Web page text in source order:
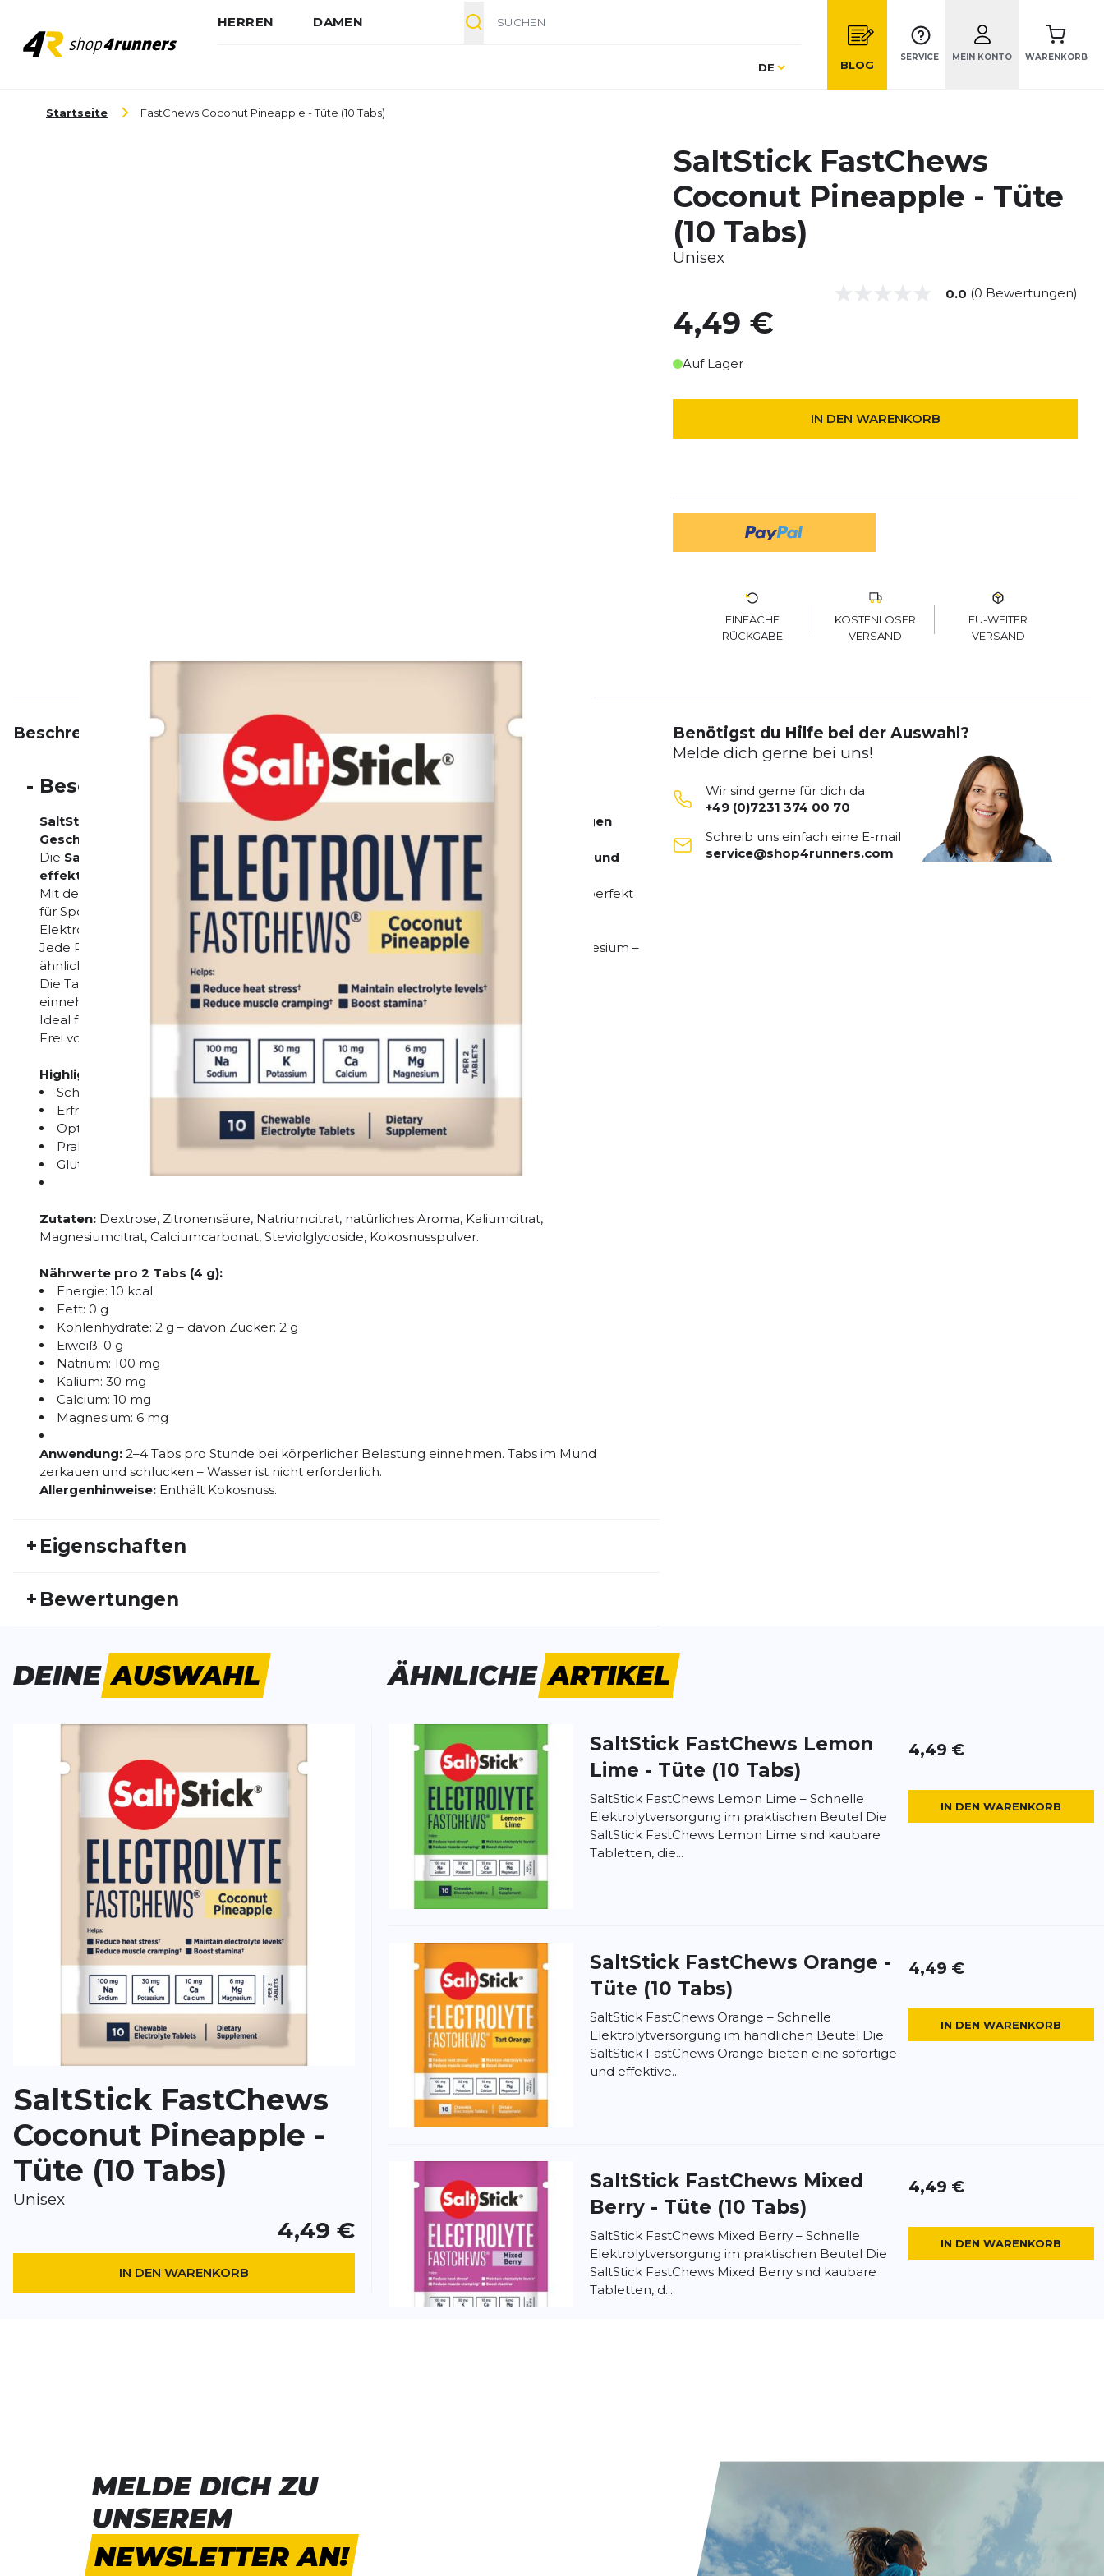
HERREN DAMEN
Sprache
DE BLOG
SERVICE MEIN KONTO WARENKORB
Startseite FastChews Coconut Pineapple - Tüte (10 Tabs)
SaltStick FastChews
Coconut Pineapple - Tüte
(10 Tabs)
Unisex
0.0 (0 Bewertungen)
4,49 €
Auf Lager
IN DEN WARENKORB
EINFACHE
RÜCKGABE
KOSTENLOSER
VERSAND
EU-WEITER
VERSAND
Beschreibung EigenschaftenBewertungen
- Beschreibung
SaltStick FastChews Coconut Pineapple – Schnelle Elektrolytversorgung im fruchtigen
Geschmack
Die SaltStick FastChews Coconut Pineapple sind kaubare Tabletten, die eine
schnelle und
effektive Elektrolytversorgung bieten.
Mit dem erfrischend-exotischen Geschmack von Kokosnuss und Ananas eignen sie sich perfekt
für Sportler, die bei Hitze, langen Ausdauerbelastungen oder intensivem Training ihren
Elektrolythaushalt stabil halten wollen.
Jede Portion liefert ein ausgewogenes Verhältnis an Natrium, Kalium, Calcium und Magnesium –
ähnlich dem, was durch Schweiß verloren geht.
Die Tabs sind leicht zu kauen, angenehm im Geschmack und lassen sich ohne Wasser
einnehmen.
Ideal für unterwegs, vor, während oder nach dem Sport.
Frei von künstlichen Farbstoffen und glutenfrei.
Highlights:
Schnelle Elektrolytversorgung in Kaubaren Tabs
Erfrischend-exotischer Kokos-Ananas-Geschmack
Optimales Verhältnis von Natrium, Kalium, Calcium und Magnesium
Praktisch für unterwegs – ohne Wasser einnehmbar
Glutenfrei und ohne künstliche Farbstoffe
Zutaten: Dextrose, Zitronensäure, Natriumcitrat, natürliches Aroma, Kaliumcitrat,
Magnesiumcitrat, Calciumcarbonat, Steviolglycoside, Kokosnusspulver.
Nährwerte pro 2 Tabs (4 g):
Energie: 10 kcal
Fett: 0 g
Kohlenhydrate: 2 g – davon Zucker: 2 g
Eiweiß: 0 g
Natrium: 100 mg
Kalium: 30 mg
Calcium: 10 mg
Magnesium: 6 mg
Anwendung: 2–4 Tabs pro Stunde bei körperlicher Belastung einnehmen. Tabs im Mund
zerkauen und schlucken – Wasser ist nicht erforderlich.
Allergenhinweise: Enthält Kokosnuss.
+ Eigenschaften
Geschlecht:
+ Bewertungen
Bisher hat noch niemand dieses Produkt bewertet.
SCHREIBE EINE BEWERTUNG
Tüte (10 Tabs)
Produktbewertung
Überschrift
Überschrift
Rezension
Rezension
Pflichtfelder
BEWERTUNG HINZUFÜGEN
Dieses Formular ist durch reCAPTCHA geschützt – es gelten die Datenschutzbestimmungen und Nutzungsbedingungen
Google.
Benötigst du Hilfe bei der Auswahl?
Melde dich gerne bei uns!
Wir sind gerne für dich da
+49 (0)7231 374 00 70
Schreib uns einfach eine E-mail
service@shop4runners.com
DEINEAUSWAHL
SaltStick FastChews
Coconut Pineapple -
Tüte (10 Tabs)
Unisex
4,49 €
IN DEN WARENKORB
ÄHNLICHEARTIKEL
SaltStick FastChews Lemon
Lime - Tüte (10 Tabs)
4,49 €
SaltStick FastChews Lemon Lime – Schnelle
Elektrolytversorgung im praktischen Beutel Die
SaltStick FastChews Lemon Lime sind kaubare
Tabletten, die...
IN DEN WARENKORB
SaltStick FastChews Orange -
Tüte (10 Tabs)
4,49 €
SaltStick FastChews Orange – Schnelle
Elektrolytversorgung im handlichen Beutel Die
SaltStick FastChews Orange bieten eine sofortige
und effektive...
IN DEN WARENKORB
SaltStick FastChews Mixed
Berry - Tüte (10 Tabs)
4,49 €
SaltStick FastChews Mixed Berry – Schnelle
Elektrolytversorgung im praktischen Beutel Die
SaltStick FastChews Mixed Berry sind kaubare
Tabletten, d...
IN DEN WARENKORB
von Sponser sind praktische Brausetabletten, die
den Körper mit wichtigen Elektrolyten während
IN DEN WARENKORB
MELDE DICH ZU
UNSEREM
NEWSLETTER AN!